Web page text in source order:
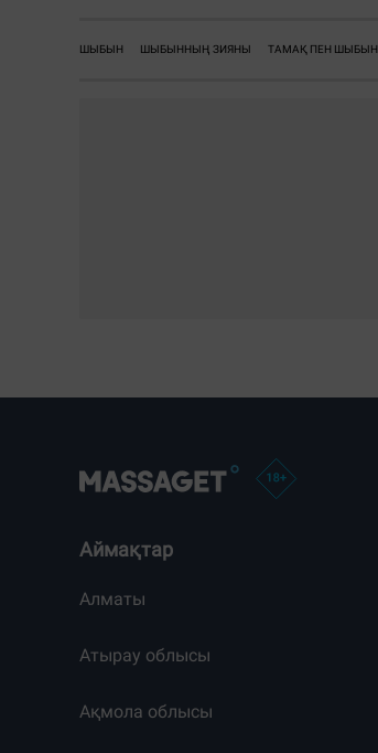
ШЫБЫН ШЫБЫННЫҢ ЗИЯНЫ ТАМАҚ ПЕН ШЫБЫН
Аймақтар
Алматы
Атырау облысы
Ақмола облысы